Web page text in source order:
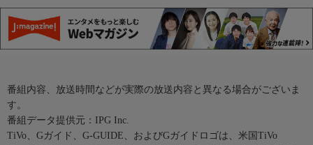
番組内容、放送時間などが実際の放送内容と異なる場合がございま
す。
番組データ提供元：IPG Inc.
TiVo、Gガイド、G-GUIDE、およびGガイドロゴは、米国TiVo